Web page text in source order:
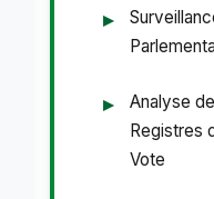
Analyse
Registres
Vote